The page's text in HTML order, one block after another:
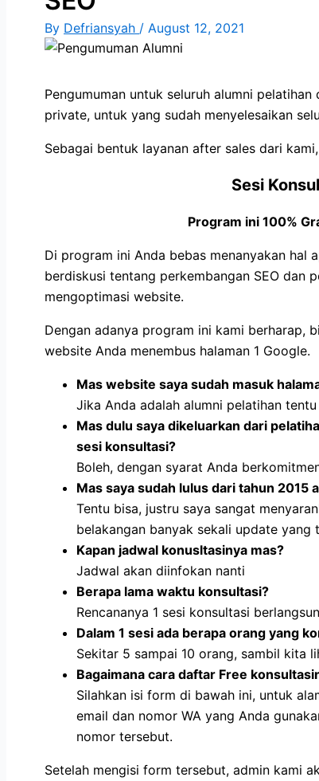
By Defriansyah / August 12, 2021
Pengumuman untuk seluruh alumni
private, untuk yang sudah menyelesaikan
Sebagai bentuk layanan after sales dari
Sesi
Program ini 100%
Di program ini Anda bebas menanyakan hal
berdiskusi tentang perkembangan SEO dan
mengoptimasi website.
Dengan adanya program ini kami berharap,
website Anda menembus halaman 1 Google.
Mas website saya sudah masuk
Jika Anda adalah alumni pelatihan
Mas dulu saya dikeluarkan dari
sesi konsultasi?
Boleh, dengan syarat Anda
Mas saya sudah lulus dari tahun 2015
Tentu bisa, justru saya sangat
belakangan banyak sekali update yang
Kapan jadwal konusltasinya mas?
Jadwal akan diinfokan nanti
Berapa lama waktu konsultasi?
Rencananya 1 sesi konsultasi
Dalam 1 sesi ada berapa orang yang
Sekitar 5 sampai 10 orang, sambil kita
Bagaimana cara daftar Free
Silahkan isi form di bawah ini, untuk
email dan nomor WA yang Anda
nomor tersebut.
Setelah mengisi form tersebut, admin kami